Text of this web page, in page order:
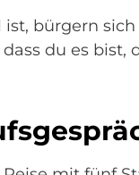
bürgern
du es bist,